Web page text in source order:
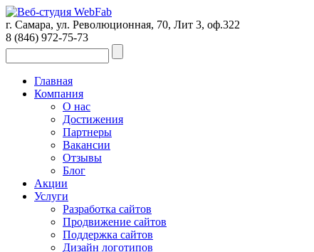
г. Самара, ул. Революционная, 70, Лит 3, оф.322
8 (846) 972-75-73
Главная
Компания
О нас
Достижения
Партнеры
Вакансии
Отзывы
Блог
Акции
Услуги
Разработка сайтов
Продвижение сайтов
Поддержка сайтов
Дизайн логотипов